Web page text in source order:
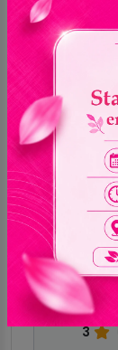
Formatos
WEBP
5
4
3